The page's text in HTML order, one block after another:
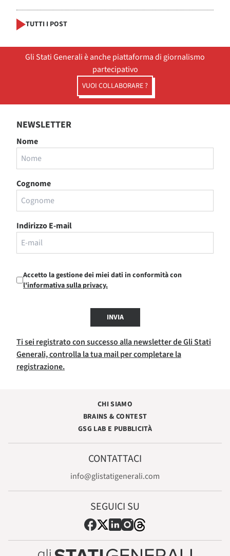
TUTTI I POST
Gli Stati Generali è anche piattaforma di giornalismo
partecipativo
VUOI COLLABORARE ?
NEWSLETTER
Nome
Cognome
Indirizzo E-mail
Accetto la gestione dei miei dati in conformità con
l'informativa sulla privacy.
INVIA
Ti sei registrato con successo alla newsletter de Gli Stati
Generali, controlla la tua mail per completare la
registrazione.
CHI SIAMO
BRAINS & CONTEST
GSG LAB E PUBBLICITÀ
CONTATTACI
info@glistatigenerali.com
SEGUICI SU